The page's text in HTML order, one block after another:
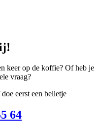
keer op de koffie? Of heb je
vraag?
eerst een belletje
64